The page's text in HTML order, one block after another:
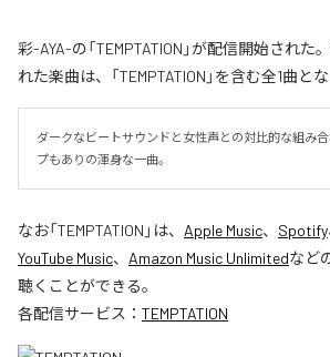
彩-AYA-の「TEMPTATION」が配信開始され
れた楽曲は、「TEMPTATION」を含む全1曲と
ダークなビートサウンドと女性声との対比的な組み
プもありの渾身な一曲。
なお「TEMPTATION 」は、 Apple Music、 Spotify
YouTube Music、 Amazon Music Unlimitedなど
聴くことができる。
各配信サービス： TEMPTATION